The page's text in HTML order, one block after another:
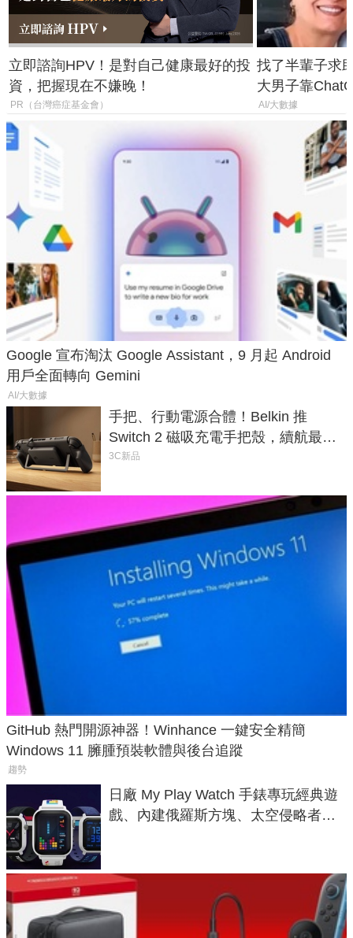
立即諮詢HPV！是對自己健康最好的投
資，把握現在不嫌晚！
PR（台灣癌症基金會）
找了半輩子求
大男子靠
年家人
AI/大數據
Google 宣布淘汰 Google Assistant，9 月起 Android
用戶全面轉向 Gemini
AI/大數據
手把、行動電源合體！Belkin 推
Switch 2 磁吸充電手把殼，續航最高
延長 1.5 倍
3C新品
GitHub 熱門開源神器！Winhance 一鍵安全精簡
Windows 11 臃腫預裝軟體與後台追蹤
趨勢
日廠 My Play Watch 手錶專玩經典遊
戲、內建俄羅斯方塊、太空侵略者，